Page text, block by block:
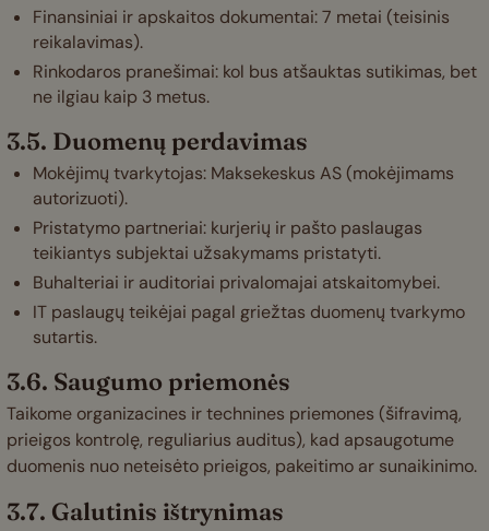
Finansiniai ir apskaitos dokumentai: 7 metai (teisinis
reikalavimas).
Rinkodaros pranešimai: kol bus atšauktas sutikimas, bet
ne ilgiau kaip 3 metus.
3.5. Duomenų perdavimas
Mokėjimų tvarkytojas: Maksekeskus AS (mokėjimams
autorizuoti).
Pristatymo partneriai: kurjerių ir pašto paslaugas
teikiantys subjektai užsakymams pristatyti.
Buhalteriai ir auditoriai privalomajai atskaitomybei.
IT paslaugų teikėjai pagal griežtas duomenų tvarkymo
sutartis.
3.6. Saugumo priemonės
Taikome organizacines ir technines priemones (šifravimą,
prieigos kontrolę, reguliarius auditus), kad apsaugotume
duomenis nuo neteisėto prieigos, pakeitimo ar sunaikinimo.
3.7. Galutinis ištrynimas